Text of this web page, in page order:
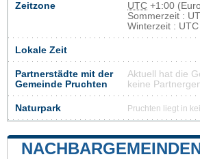
Zeitzone UTC +1:00
Sommerzeit :
Winterzeit :
Lokale Zeit
Partnerstädte mit der
Gemeinde Pruchten
Aktuell hat die
keine
Naturpark Pruchten liegt in